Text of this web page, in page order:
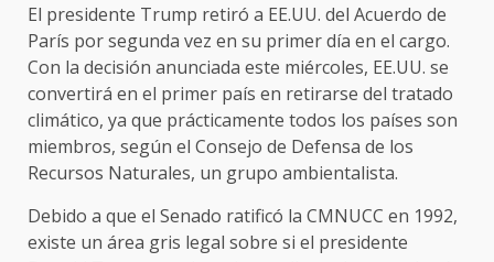
El presidente Trump retiró a EE.UU. del Acuerdo de
París por segunda vez en su primer día en el cargo.
Con la decisión anunciada este miércoles, EE.UU. se
convertirá en el primer país en retirarse del tratado
climático, ya que prácticamente todos los países son
miembros, según el Consejo de Defensa de los
Recursos Naturales, un grupo ambientalista.
Debido a que el Senado ratificó la CMNUCC en 1992,
existe un área gris legal sobre si el presidente